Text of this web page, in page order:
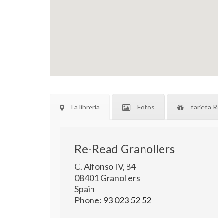
La librería Fotos tarjeta
Re-Read Granollers
C. Alfonso IV, 84
08401Granollers
Spain
Phone: 93 023 52 52